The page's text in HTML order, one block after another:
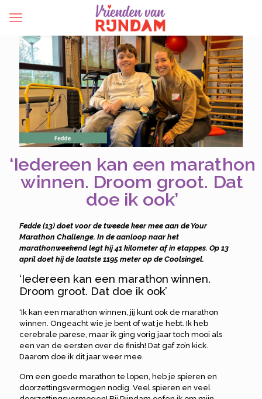
‘Iedereen kan een marathon
winnen. Droom groot. Dat
doe ik ook’
Fedde (13) doet voor de tweede keer mee aan de Your
Marathon Challenge. In de aanloop naar het
marathonweekend legt hij 41 kilometer af in etappes. Op 13
april doet hij de laatste 1195 meter op de Coolsingel.
‘Iedereen kan een marathon winnen.
Droom groot. Dat doe ik ook’
‘Ik kan een marathon winnen, jij kunt ook de marathon
winnen. Ongeacht wie je bent of wat je hebt. Ik heb
cerebrale parese, maar ik ging vorig jaar toch mooi als
een van de eersten over de finish! Dat gaf zo’n kick.
Daarom doe ik dit jaar weer mee.
Om een goede marathon te lopen, heb je spieren en
doorzettingsvermogen nodig. Veel spieren en veel